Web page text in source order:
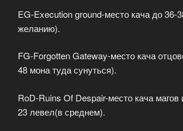
EG-Execution ground-место кача до 36-
желанию).
FG-Forgotten Gateway-место кача
48 мона туда сунуться).
RoD-Ruins Of Despair-место кача магов
23 левел(в среднем).